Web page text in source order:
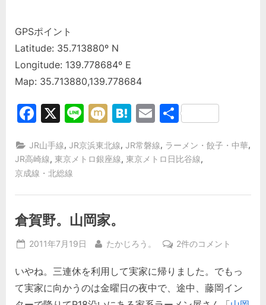
GPSポイント
Latitude: 35.713880º N
Longitude: 139.778684º E
Map: 35.713880,139.778684
Facebook
X LineMixiHatena
Email
共
JR山手線, JR京浜東北線, JR常磐線, ラーメン・餃子・中華,
JR高崎線, 東京メトロ銀座線, 東京メトロ日比谷線,
京成線・北総線
倉賀野。山岡家。
Posted
2011年7月19日 By
たかじろう。
倉
野。
山
2件のコメント
いやね。三連休を利用して実家に帰りました。でもっ
て実家に向かうのは金曜日の夜中で、途中、藤岡イン